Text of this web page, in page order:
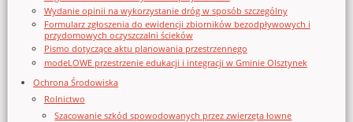
Wydanie opinii na wykorzystanie dróg w sposób szczególny
Formularz zgłoszenia do ewidencji zbiorników bezodpływowych i
przydomowych oczyszczalni ścieków
Pismo dotyczące aktu planowania przestrzennego
modeLOWE przestrzenie edukacji i integracji w Gminie Olsztynek
Ochrona Środowiska
Rolnictwo
Szacowanie szkód spowodowanych przez zwierzęta łowne